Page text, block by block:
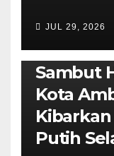
JUL 29, 2026
AMBON METRO
Sambut
Kota
Putih